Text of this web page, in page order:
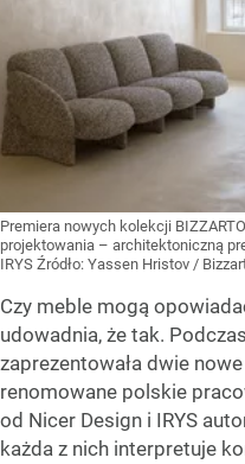
Premiera nowych kolekcji
projektowania – architektoniczną
IRYS Źródło: Yassen Hristov /
Czy meble mogą
udowadnia, że tak.
zaprezentowała dwie
renomowane polskie
od Nicer Design i IRYS
każda z nich interpretuje